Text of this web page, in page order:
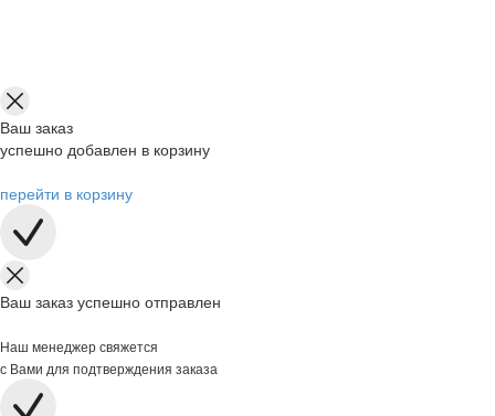
Ваш заказ
успешно добавлен в корзину
перейти в корзину
Ваш заказ успешно отправлен
Наш менеджер свяжется
с Вами для подтверждения заказа